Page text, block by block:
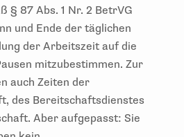
§ 87 Abs. 1 Nr. 2 BetrVG
und Ende der täglichen
der Arbeitszeit auf die
mitzubestimmen. Zur
auch Zeiten der
des Bereitschaftsdienstes
Aber aufgepasst: Sie